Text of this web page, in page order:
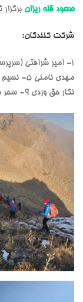
صعود قله ریزان برگزار
شرکت کنندگان:
نگار حق وردي ۹- سحر شاهسواری ۱۰- سحر جعفرپور